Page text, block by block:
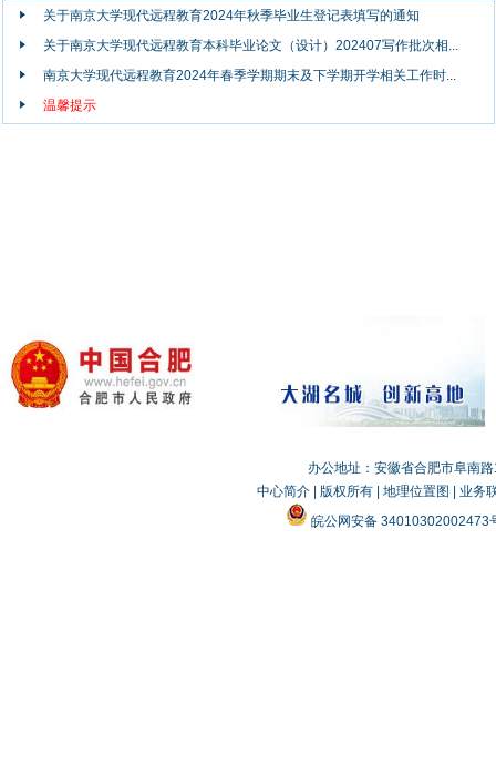
关于南京大学现代远程教育2024年秋季毕业生登记表填写的通知
关于南京大学现代远程教育本科毕业论文（设计）202407写作批次相...
南京大学现代远程教育2024年春季学期期末及下学期开学相关工作时...
温馨提示
办公地址：安徽省合肥市阜南
中心简介| 版权所有| 地理位置图
业务
皖公网安备 34010302002473